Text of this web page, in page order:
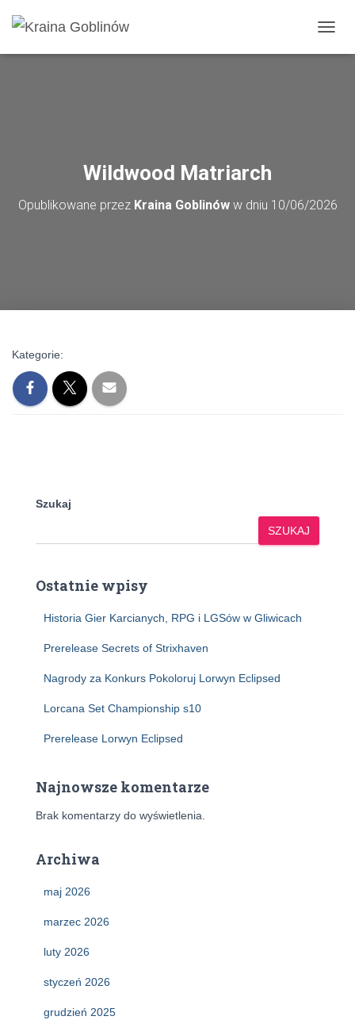
Wildwood Matriarch
Opublikowane przez Kraina Goblinóww dniu 10/06/2026
Kategorie:
Szukaj
SZUKAJ
Ostatnie wpisy
Historia Gier Karcianych, RPG i LGSów w Gliwicach
Prerelease Secrets of Strixhaven
Nagrody za Konkurs Pokoloruj Lorwyn Eclipsed
Lorcana Set Championship s10
Prerelease Lorwyn Eclipsed
Najnowsze komentarze
Brak komentarzy do wyświetlenia.
Archiwa
maj 2026
marzec 2026
luty 2026
styczeń 2026
grudzień 2025